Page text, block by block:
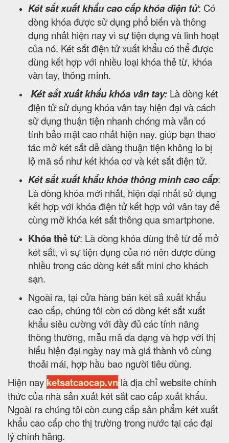
Két sắt xuất khẩu cao cấp khóa điện tử: Có
dòng khóa được sử dụng phổ biến và thông
dụng nhất hiện nay vì sự tiện dụng và linh hoạt
của nó. Két sắt điện tử xuất khẩu có thể được
dùng kết hợp với nhiều loại khóa thẻ từ, khóa
vân tay, thông minh.
Két sắt xuất khẩu khóa vân tay: Là dòng két
điện tử sử dụng khóa vân tay hiện đại và cách
sử dụng thuận tiện nhanh chóng mà vẫn có
tính bảo mật cao nhất hiện nay. giúp bạn thao
tác mở két sắt dễ dàng thuận tiện không lo bị
lộ mã số như két khóa cơ và két sắt điện tử.
Két sắt xuất khẩu khóa thông minh cao cấp:
Là dòng khóa mới nhất, hiện đại nhất sử dụng
kết hợp với khóa điện tử kết hợp với vân tay để
cùng mở khóa két sắt thông qua smartphone.
Khóa thẻ từ: Là dòng khóa dùng thẻ từ để mở
két sắt, vì sự tiện dụng của nó nên được dùng
nhiều trong các dòng két sắt mini cho khách
sạn.
Ngoài ra, tại cửa hàng bán két sắ xuất khẩu
cao cấp, chúng tôi còn có dòng két sắt xuất
khẩu siêu cường với đầy đủ các tính năng
thông thường, mẫu mã đa dạng và hợp với thị
hiếu hiện đại ngày nay mà giá thành vô cùng
thoải mái, hợp hầu bao người tiêu dùng.
Hiện nay ketsatcaocap.vn là địa chỉ website chính
thức của nhà sản xuất két sắt cao cấp xuất khẩu.
Ngoài ra chúng tôi còn cung cấp sản phẩm két xuất
khẩu cao cấp cho thị trường trong nước tại các đại
lý chính hãng.